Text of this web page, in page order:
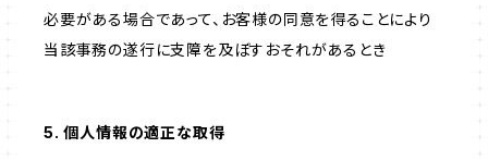
必要がある場合であって、お客様の同意を得ることにより
当該事務の遂行に支障を及ぼすおそれがあるとき
5. 個人情報の適正な取得